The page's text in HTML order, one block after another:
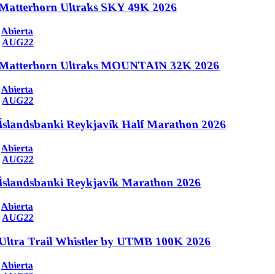
Ultraks SKY 49K 2026
Abierta
AUG22
Ultraks MOUNTAIN 32K 2026
Abierta
AUG22
Reykjavík Half Marathon 2026
Abierta
AUG22
Reykjavík Marathon 2026
Abierta
AUG22
Trail Whistler by UTMB 100K 2026
Abierta